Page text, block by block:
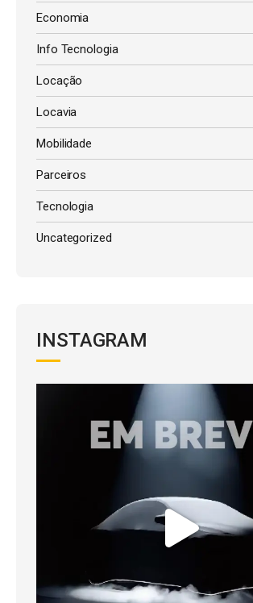
Economia
Info Tecnologia
Locação
Locavia
Mobilidade
Parceiros
Tecnologia
Uncategorized
INSTAGRAM